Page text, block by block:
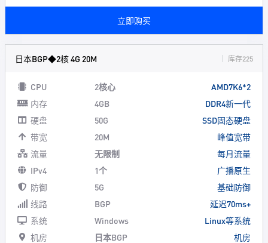
立即购买
日本BGP◆2核 4G 20M 库存225
CPU 2核心
AMD7K6*2
内存
4GB
DDR4新一代
硬盘
50G
SSD固态硬盘
带宽
20M
峰值宽带
流量
无限制
每月流量
IPv4
1个
广播原生
防御
5G
基础防御
线路
BGP
延迟70ms+
系统
Windows
Linux等系统
机房
日本BGP 机房